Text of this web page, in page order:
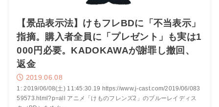
【景品表示法】けもフレBDに「不当表示」
指摘。購入者全員に「プレゼント」も実は1
000円必要。KADOKAWAが謝罪し撤回、
返金
2019.06.08
1: 2019/06/08(土) 11:45:30.19 https://www.j-cast.com/2019/06/083
59573.html?p=all アニメ「けものフレンズ2」のブルーレイディス